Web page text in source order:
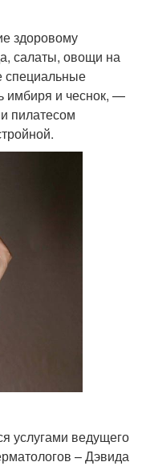
здоровому
салаты, овощи на
специальные
имбиря и чеснок, —
пилатесом
услугами ведущего
– Дэвида